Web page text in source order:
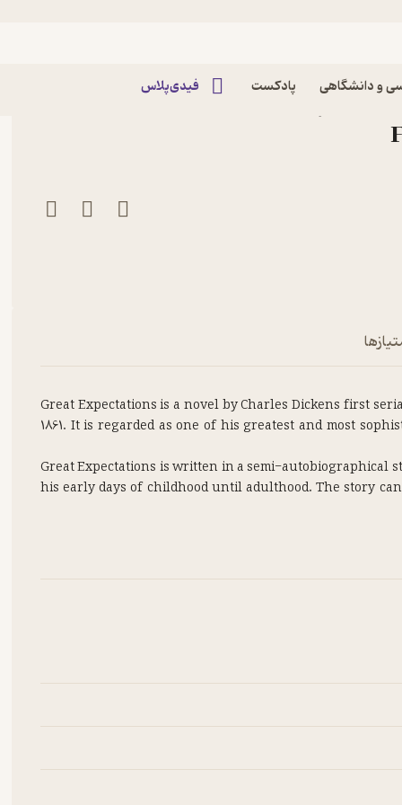
و دانشگاهی پادکست فیدی‌پلاس
Great Expectations is a novel by Charles Dickens first
1861. It is regarded as one of his greatest and most
Great Expectations is written in a semi-
his early days of childhood until adulthood. The story
The action of the story takes place from Christmas